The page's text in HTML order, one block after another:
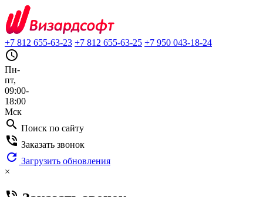
+7 812 655-63-23 +7 812 655-63-25 +7 950 043-18-24
query_builder
Пн-
пт,
09:00-
18:00
Мск
search Поиск по сайту
phone_in_talk Заказать звонок
refresh Загрузить обновления
×